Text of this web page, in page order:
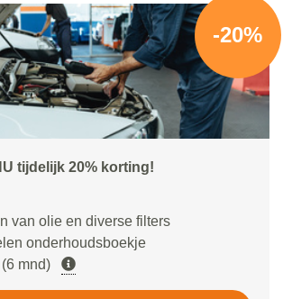
-20%
tijdelijk 20% korting!
van olie en diverse filters
onderhoudsboekje
mnd)